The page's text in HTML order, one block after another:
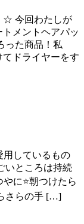
☆ 今回わたしが
メントヘアパッ
った商品！私
ドライヤーをす
用しているもの
いところは持続
に⭐朝つけたら
さらの手 […]